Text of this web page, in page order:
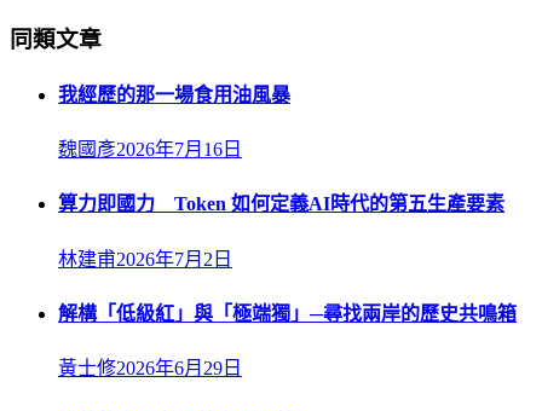
同類文章
我經歷的那一場食用油風暴
魏國彥2026年7月16日
算力即國力 Token 如何定義AI時代的第五生產要素
林建甫2026年7月2日
解構「低級紅」與「極端獨」─尋找兩岸的歷史共鳴箱
黃士修2026年6月29日